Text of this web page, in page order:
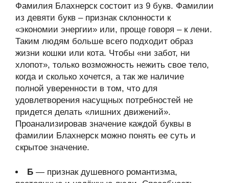
Фамилия Блахнерск состоит из 9 букв. Фамилии
из девяти букв – признак склонности к
«экономии энергии» или, проще говоря – к лени.
Таким людям больше всего подходит образ
жизни кошки или кота. Чтобы «ни забот, ни
хлопот», только возможность нежить свое тело,
когда и сколько хочется, а так же наличие
полной уверенности в том, что для
удовлетворения насущных потребностей не
придется делать «лишних движений».
Проанализировав значение каждой буквы в
фамилии Блахнерск можно понять ее суть и
скрытое значение.
Б — признак душевного романтизма,